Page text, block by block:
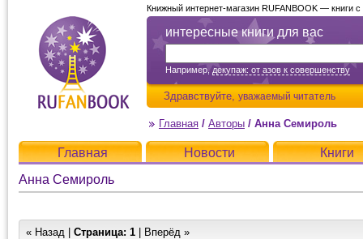
интересные книги для вас
Например,декупаж: от азов к совершенству
Здравствуйте, уважаемый читатель
Книжный интернет-магазин RUFANBOOK — книги
Главная / Авторы / Анна Семироль
Главная Новости
Книги
Анна Семироль
« Назад | Страница: 1 | Вперёд »